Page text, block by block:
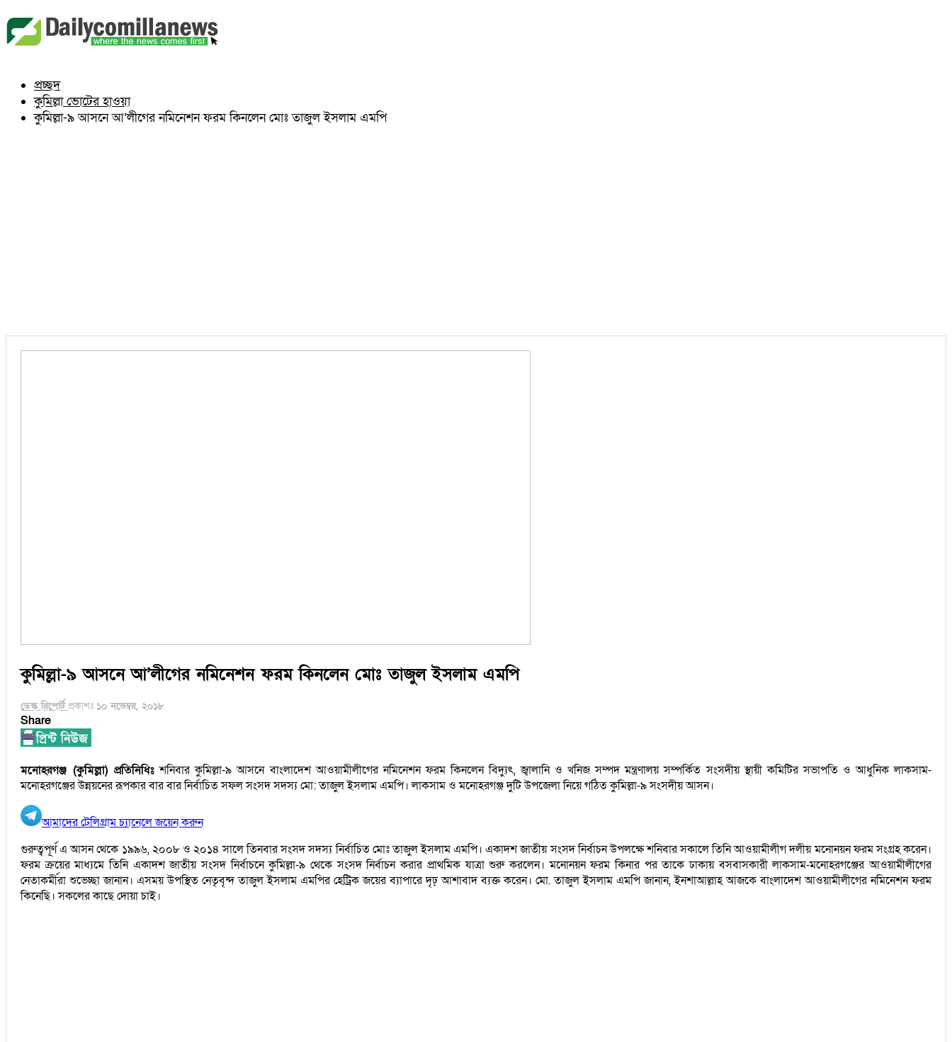
ব্রাহ্মণপাড়া
লাকসাম
বরুড়া
লালমাই
প্রচ্ছদ
কুমিল্লা ভোটের হাওয়া
কুমিল্লা-৯ আসনে আ’লীগের নমিনেশন ফরম কিনলেন মোঃ তাজুল ইসলাম এমপি
কুমিল্লা-৯ আসনে আ’লীগের নমিনেশন ফরম কিনলেন মোঃ তাজুল ইসলাম এমপি
ডেস্ক রিপোর্ট প্রকাশঃ ১০ নভেম্বর, ২০১৮
Share
মনোহরগঞ্জ (কুমিল্লা) প্রতিনিধিঃ শনিবার কুমিল্লা-৯ আসনে বাংলাদেশ আওয়ামীলীগের নমিনেশন ফরম কিনলেন বিদ্যুৎ, জ্বালানি ও খনিজ সম্পদ মন্ত্রণালয় সম্পর্কিত সংসদীয় স্থায়ী কমিটির সভাপতি ও আধুনিক লাকসাম-
মনোহরগঞ্জের উন্নয়নের রূপকার বার বার নির্বাচিত সফল সংসদ সদস্য মো: তাজুল ইসলাম এমপি। লাকসাম ও মনোহরগঞ্জ দুটি উপজেলা নিয়ে গঠিত কুমিল্লা-৯ সংসদীয় আসন।
আমাদের টেলিগ্রাম চ্যানেলে জয়েন করুন
গুরুত্বপূর্ণ এ আসন থেকে ১৯৯৬, ২০০৮ ও ২০১৪ সালে তিনবার সংসদ সদস্য নির্বাচিত মোঃ তাজুল ইসলাম এমপি। একাদশ জাতীয় সংসদ নির্বাচন উপলক্ষে শনিবার সকালে তিনি আওয়ামীলীগ দলীয় মনোনয়ন ফরম সংগ্রহ করেন।
ফরম ক্রয়ের মাধ্যমে তিনি একাদশ জাতীয় সংসদ নির্বাচনে কুমিল্লা-৯ থেকে সংসদ নির্বাচন করার প্রাথমিক যাত্রা শুরু করলেন। মনোনয়ন ফরম কিনার পর তাকে ঢাকায় বসবাসকারী লাকসাম-মনোহরগঞ্জের আওয়ামীলীগের
নেতাকর্মীরা শুভেচ্ছা জানান। এসময় উপস্থিত নেতৃবৃন্দ তাজুল ইসলাম এমপির হেট্রিক জয়ের ব্যাপারে দৃঢ় আশাবাদ ব্যক্ত করেন। মো. তাজুল ইসলাম এমপি জানান, ইনশাআল্লাহ আজকে বাংলাদেশ আওয়ামীলীগের নমিনেশন ফরম
কিনেছি। সকলের কাছে দোয়া চাই।